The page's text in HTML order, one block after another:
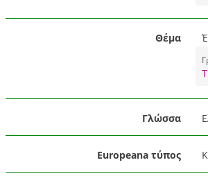
Θέμα
Γλώσσα
Europeana τύπος